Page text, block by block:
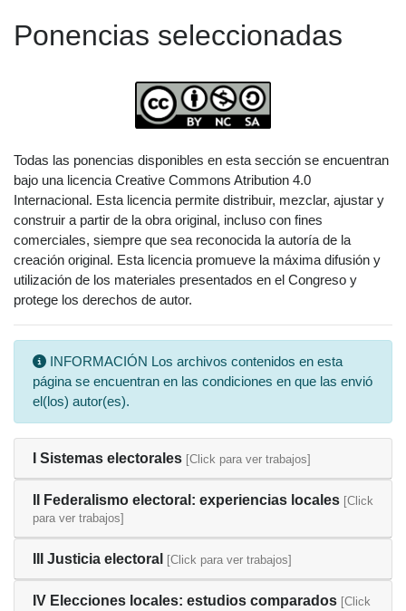
Ponencias seleccionadas
Todas las ponencias disponibles en esta sección se encuentran
bajo una licencia Creative Commons Atribution 4.0
Internacional. Esta licencia permite distribuir, mezclar, ajustar y
construir a partir de la obra original, incluso con fines
comerciales, siempre que sea reconocida la autoría de la
creación original. Esta licencia promueve la máxima difusión y
utilización de los materiales presentados en el Congreso y
protege los derechos de autor.
INFORMACIÓN Los archivos contenidos en esta
página se encuentran en las condiciones en que las envió
el(los) autor(es).
I Sistemas electorales [Click para ver trabajos]
II Federalismo electoral: experiencias locales [Click
para ver trabajos]
III Justicia electoral [Click para ver trabajos]
IV Elecciones locales: estudios comparados [Click